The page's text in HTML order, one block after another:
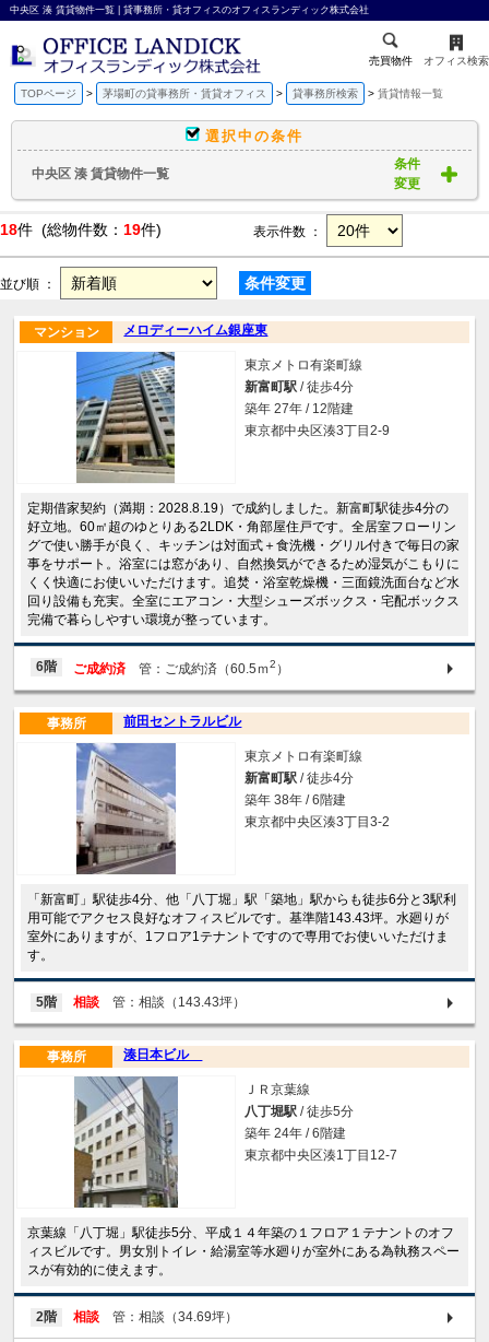
中央区 湊 賃貸物件一覧 | 貸事務所・貸オフィスのオフィスランディック株式会社
売買物件 オフィス検索
TOPページ 茅場町の貸事務所・賃貸オフィス 貸事務所検索 賃貸情報一覧
選択中の条件
中央区 湊 賃貸物件一覧
条件
変更
18件 (総物件数： 19件) 表示件数 ：
並び順 ： 条件変更
メロディーハイム銀座東
マンション
東京メトロ有楽町線
新富町駅 / 徒歩4分
築年 27年 / 12階建
東京都中央区湊3丁目2-9
定期借家契約（満期：2028.8.19）で成約しました。新富町駅徒歩4分の
好立地。60㎡超のゆとりある2LDK・角部屋住戸です。全居室フローリン
グで使い勝手が良く、キッチンは対面式＋食洗機・グリル付きで毎日の家
事をサポート。浴室には窓があり、自然換気ができるため湿気がこもりに
くく快適にお使いいただけます。追焚・浴室乾燥機・三面鏡洗面台など水
回り設備も充実。全室にエアコン・大型シューズボックス・宅配ボックス
完備で暮らしやすい環境が整っています。
6階 ご成約済 管：ご成約済（60.5ｍ2 ）
前田セントラルビル
事務所
東京メトロ有楽町線
新富町駅 / 徒歩4分
築年 38年 / 6階建
東京都中央区湊3丁目3-2
「新富町」駅徒歩4分、他「八丁堀」駅「築地」駅からも徒歩6分と3駅利
用可能でアクセス良好なオフィスビルです。基準階143.43坪。水廻りが
室外にありますが、1フロア1テナントですので専用でお使いいただけま
す。
5階 相談 管：相談（143.43坪）
湊日本ビル
事務所
ＪＲ京葉線
八丁堀駅 / 徒歩5分
築年 24年 / 6階建
東京都中央区湊1丁目12-7
京葉線「八丁堀」駅徒歩5分、平成１４年築の１フロア１テナントのオフ
ィスビルです。男女別トイレ・給湯室等水廻りが室外にある為執務スペー
スが有効的に使えます。
2階 相談 管：相談（34.69坪）